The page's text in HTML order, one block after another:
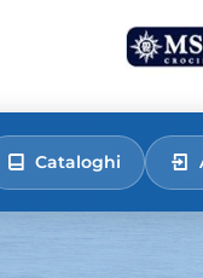
Cataloghi